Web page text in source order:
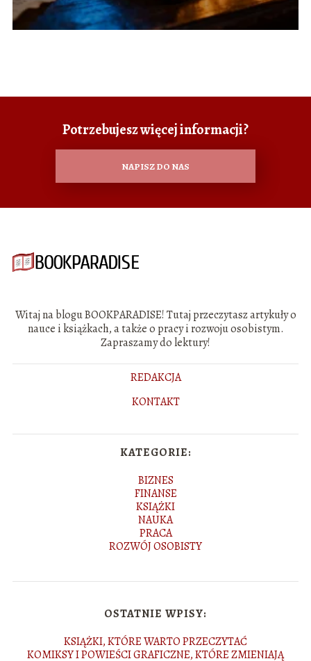
Potrzebujesz więcej informacji?
NAPISZ DO NAS
Witaj na blogu BOOKPARADISE! Tutaj przeczytasz artykuły o
nauce i książkach, a także o pracy i rozwoju osobistym.
Zapraszamy do lektury!
REDAKCJA
KONTAKT
KATEGORIE:
BIZNES
FINANSE
KSIĄŻKI
NAUKA
PRACA
ROZWÓJ OSOBISTY
OSTATNIE WPISY:
KSIĄŻKI, KTÓRE WARTO PRZECZYTAĆ
KOMIKSY I POWIEŚCI GRAFICZNE, KTÓRE ZMIENIAJĄ